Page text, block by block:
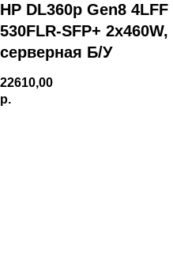
HP DL360p Gen8
530FLR-SFP+
серверная Б/У
22610,00
р.